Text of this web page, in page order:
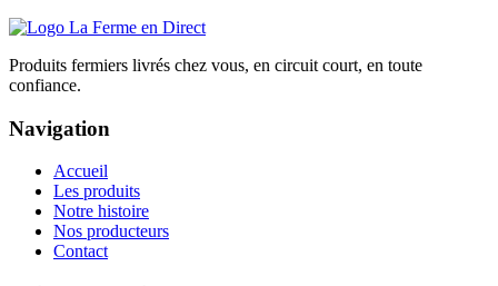
Produits fermiers livrés chez vous, en circuit court, en toute
confiance.
Navigation
Accueil
Les produits
Notre histoire
Nos producteurs
Contact